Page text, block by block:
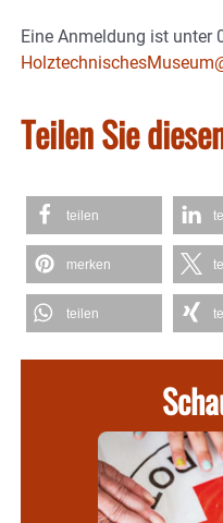
Eine Anmeldung ist unter
Teilen Sie
teilen
merken
teilen